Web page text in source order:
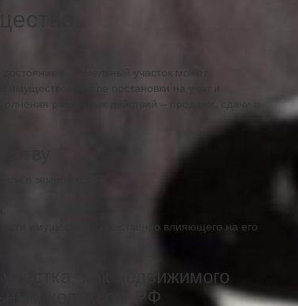
Земельный участок может
после постановки на учет и
различных действий – продажи, сдачи в
имущества, существенно влияющего на его
как недвижимого
кодексом РФ